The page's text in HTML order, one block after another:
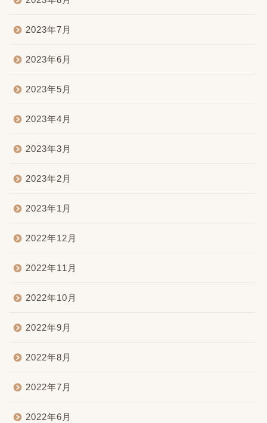
2023年7月
2023年6月
2023年5月
2023年4月
2023年3月
2023年2月
2023年1月
2022年12月
2022年11月
2022年10月
2022年9月
2022年8月
2022年7月
2022年6月